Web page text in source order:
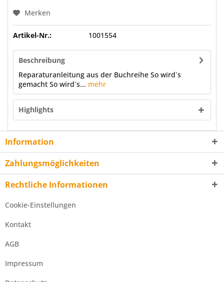
Merken
Artikel-Nr.: 1001554
Beschreibung
Reparaturanleitung aus der Buchreihe So wird´s
gemacht So wird´s... mehr
Highlights
Information
Zahlungsmöglichkeiten
Rechtliche Informationen
Cookie-Einstellungen
Kontakt
AGB
Impressum